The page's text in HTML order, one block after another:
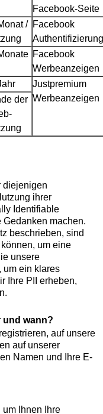
Facebook-Seite
/ Facebook
Authentifizierung
Facebook
Werbeanzeigen
Justpremium
Werbeanzeigen
der
diejenigen
ihrer
Identifiable
Gedanken machen.
beschrieben, sind
um eine
unsere
um ein klares
Ihre PII erheben,
und wann?
auf unsere
auf unserer
Namen und Ihre E-
Ihnen Ihre